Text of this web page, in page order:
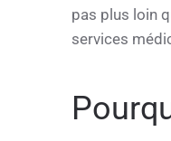
pas plus loin
services